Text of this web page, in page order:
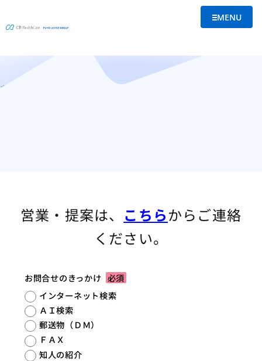
メニュー
MENU
買収について
ホーム 買収について
営業・提案は、 こちらからご連絡
ください。
お問合せのきっかけ 必須
インターネット検索
ＡＩ検索
郵送物（ＤＭ）
ＦＡＸ
知人の紹介